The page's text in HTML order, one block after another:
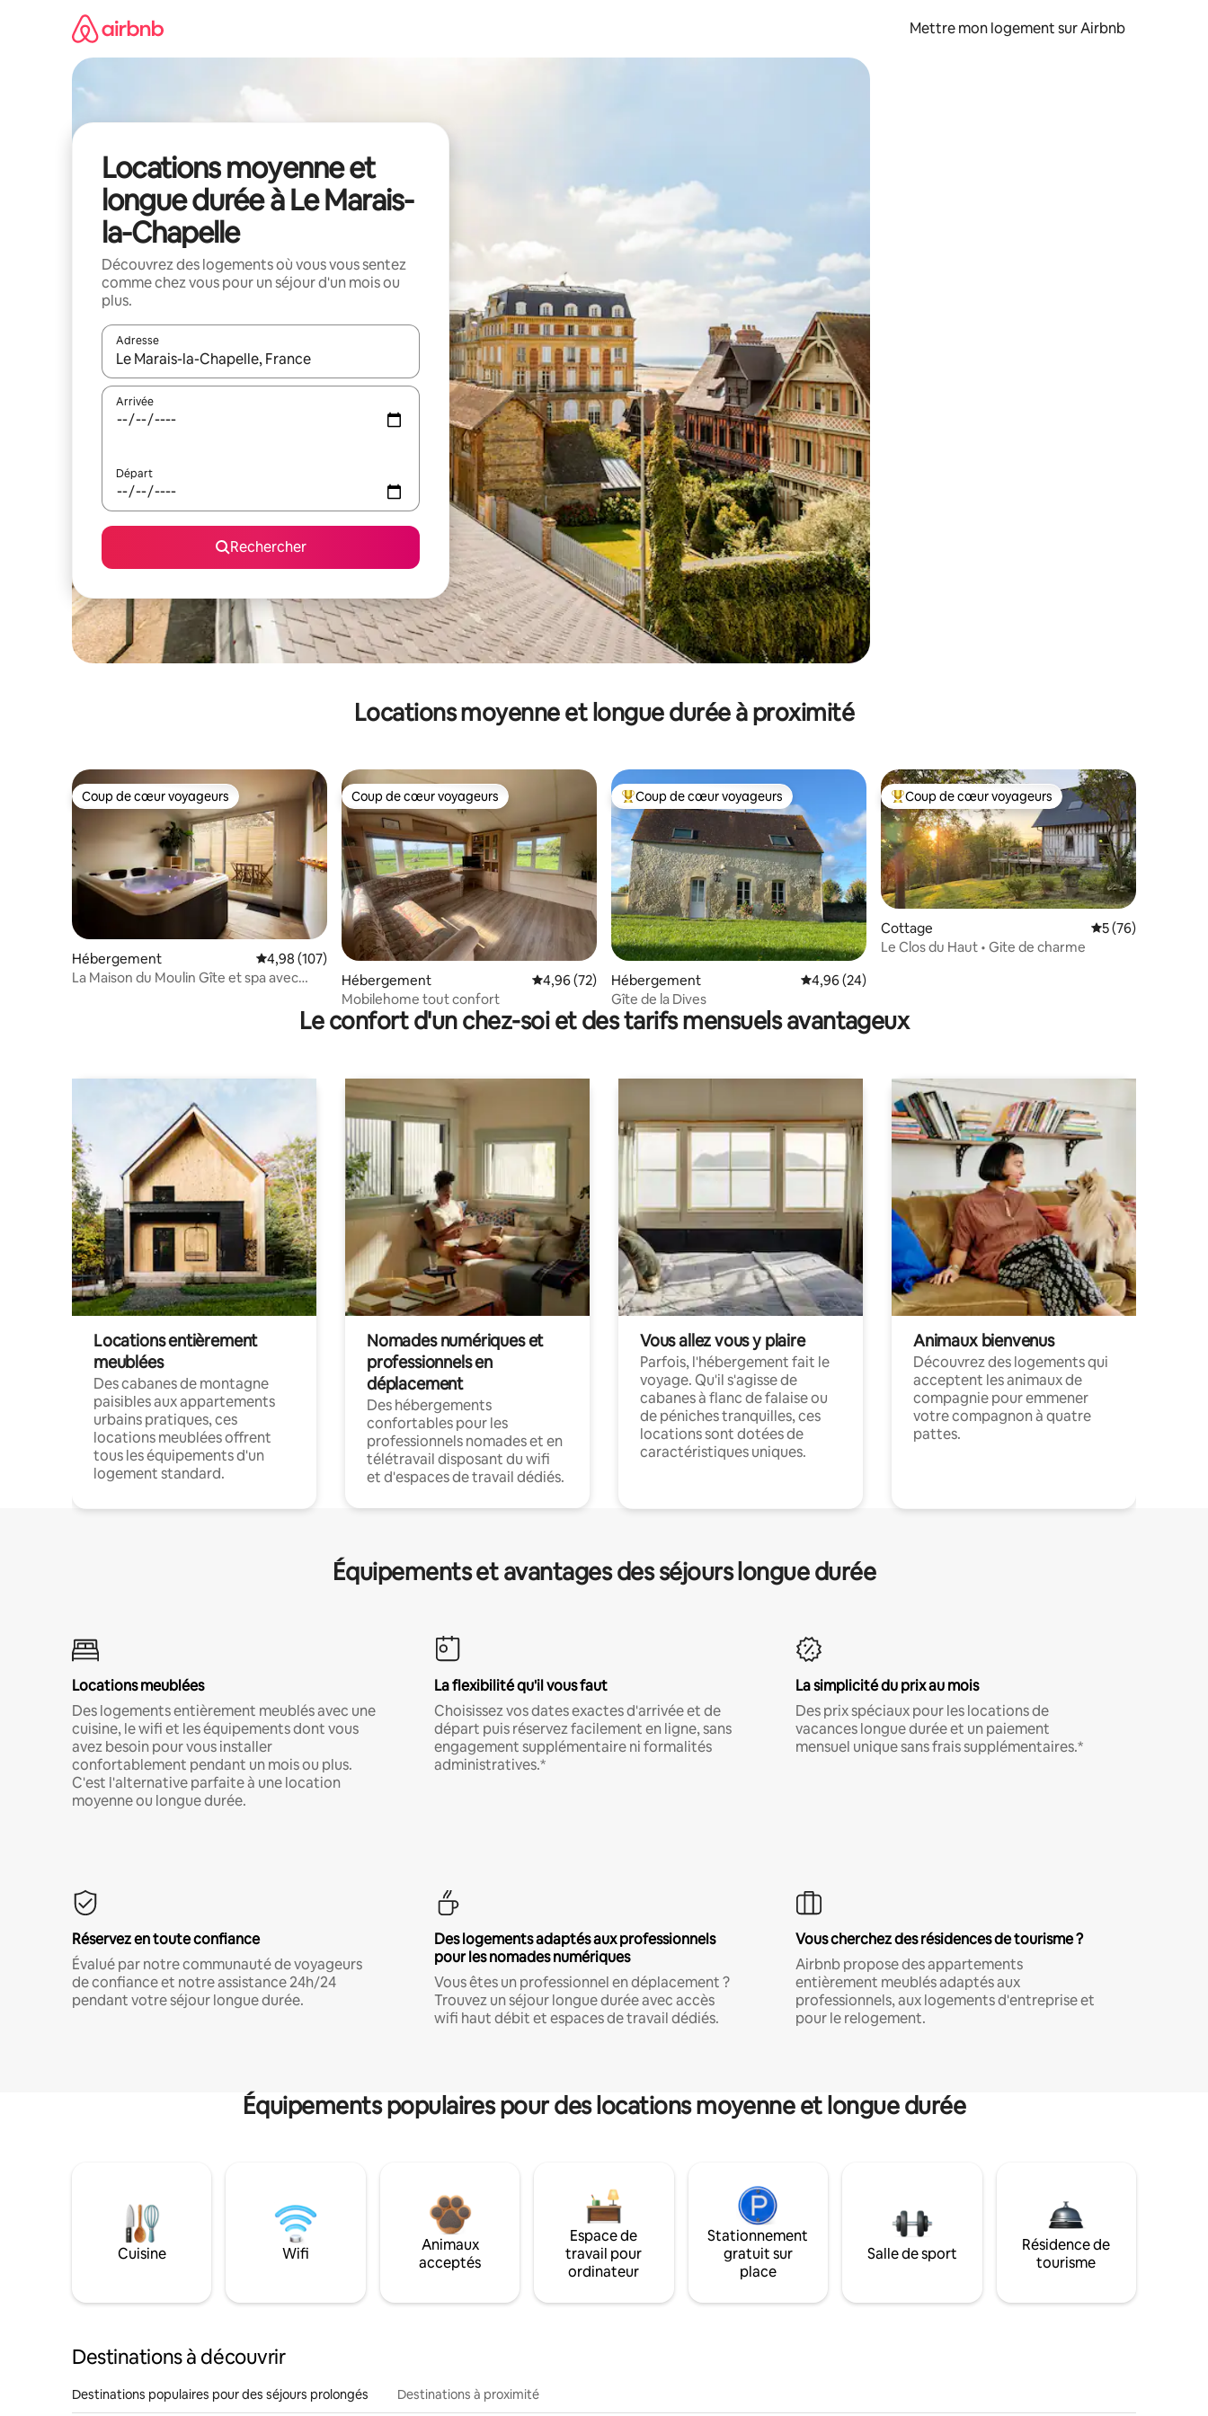
Mettre mon logement sur Airbnb
Locations moyenne et
longue durée à Le Marais-
la-Chapelle
Découvrez des logements où vous vous sentez
comme chez vous pour un séjour d'un mois ou
plus.
Adresse
Lorsque les résultats s'affichent, utilisez les flèches vers le haut et vers le bas pour les parcourir ou en appuyant et en faisant glisser.
Arrivée
Départ
Rechercher
Locations moyenne et longue durée à proximité
Coup de cœur voyageurs
Coup de cœur voyageurs
Hébergement Évaluation moyenne sur la base de 107 commentaires : 4,98 sur 5
4,98 (107)
La Maison du Moulin Gîte et spa avec
Coup de cœur voyageurs
Coup de cœur voyageurs
Hébergement Évaluation moyenne sur la base de 72 commentaires : 4,96 sur 5
4,96 (72)
Mobilehome tout confort
Coups de cœur voyageurs les plus appréciés
Coup de cœur voyageurs
Hébergement Évaluation moyenne sur la base de 24 commentaires : 4,96 sur 5
4,96 (24)
Gîte de la Dives
Coups de cœur voyageurs les plus appréciés
Coup de cœur voyageurs
Cottage Évaluation
5 (76)
Le Clos du Haut • Gite de charme
Le confort d'un chez-soi et des tarifs mensuels avantageux
Locations entièrement
meublées
Des cabanes de montagne
paisibles aux appartements
urbains pratiques, ces
locations meublées offrent
tous les équipements d'un
logement standard.
Nomades numériques et
professionnels en
déplacement
Des hébergements
confortables pour les
professionnels nomades et en
télétravail disposant du wifi
et d'espaces de travail dédiés.
Vous allez vous y plaire
Parfois, l'hébergement fait le
voyage. Qu'il s'agisse de
cabanes à flanc de falaise ou
de péniches tranquilles, ces
locations sont dotées de
caractéristiques uniques.
Animaux bienvenus
Découvrez des logements qui
acceptent les animaux de
compagnie pour emmener
votre compagnon à quatre
pattes.
Équipements et avantages des séjours longue durée
Locations meublées
Des logements entièrement meublés avec une
cuisine, le wifi et les équipements dont vous
avez besoin pour vous installer
confortablement pendant un mois ou plus.
C'est l'alternative parfaite à une location
moyenne ou longue durée.
La flexibilité qu'il vous faut
Choisissez vos dates exactes d'arrivée et de
départ puis réservez facilement en ligne, sans
engagement supplémentaire ni formalités
administratives.*
La simplicité du prix au mois
Des prix spéciaux pour les locations de
vacances longue durée et un paiement
mensuel unique sans frais supplémentaires.*
Réservez en toute confiance
Évalué par notre communauté de voyageurs
de confiance et notre assistance 24h/24
pendant votre séjour longue durée.
Des logements adaptés aux professionnels
pour les nomades numériques
Vous êtes un professionnel en déplacement ?
Trouvez un séjour longue durée avec accès
wifi haut débit et espaces de travail dédiés.
Vous cherchez des résidences de tourisme ?
Airbnb propose des appartements
entièrement meublés adaptés aux
professionnels, aux logements d'entreprise et
pour le relogement.
Équipements populaires pour des locations moyenne et longue durée
Cuisine Wifi
Animaux
acceptés
Espace de
travail pour
ordinateur
Stationnement
gratuit sur
place
Salle de sport
Résidence de
tourisme
Destinations à découvrir
Destinations populaires pour des séjours prolongés Destinations à proximité